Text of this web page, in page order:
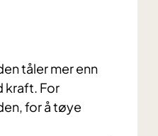
tåler mer enn
kraft. For
for å tøye